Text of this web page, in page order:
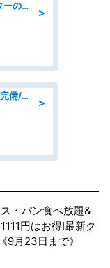
＞
「土日祝休み」治験コーディネーターのお仕事/未経験OK
＞
組立・組付け/高収入/日払いOK/寮完備/交替制/20・30・40代活躍中
・パン食べ放題&
円はお得!最新ク
9月23日まで》